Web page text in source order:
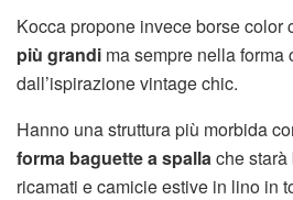
Kocca propone invece borse color
più grandi ma sempre nella
dall’ispirazione vintage chic.
Hanno una struttura più morbida
forma baguette a spallache
ricamati e camicie estive in lino in